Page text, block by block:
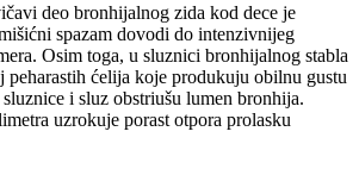
deo bronhijalnog zida kod dece je
spazam dovodi do intenzivnijeg
Osim toga, u sluznici bronhijalnog stabla
peharastih ćelija koje produkuju obilnu gustu
i sluz obstriušu lumen bronhija.
uzrokuje porast otpora prolasku